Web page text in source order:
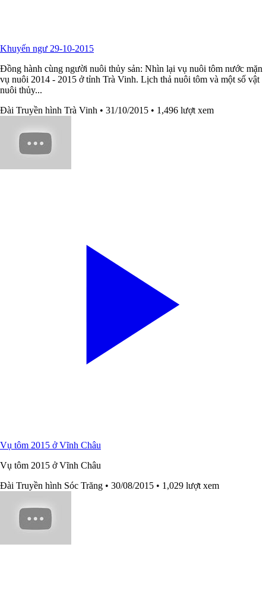
Khuyến ngư 29-10-2015
Đồng hành cùng người nuôi thủy sản: Nhìn lại vụ nuôi tôm nước mặn
vụ nuôi 2014 - 2015 ở tỉnh Trà Vinh. Lịch thả nuôi tôm và một số vật
nuôi thủy...
Đài Truyền hình Trà Vinh • 31/10/2015 • 1,496 lượt xem
Vụ tôm 2015 ở Vĩnh Châu
Vụ tôm 2015 ở Vĩnh Châu
Đài Truyền hình Sóc Trăng • 30/08/2015 • 1,029 lượt xem